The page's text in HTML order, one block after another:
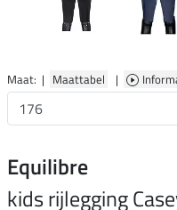
Maat: | Maattabel |
Equilibre
kids rijlegging